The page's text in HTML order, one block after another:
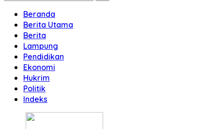
Beranda
Berita Utama
Berita
Lampung
Pendidikan
Ekonomi
Hukrim
Politik
Indeks